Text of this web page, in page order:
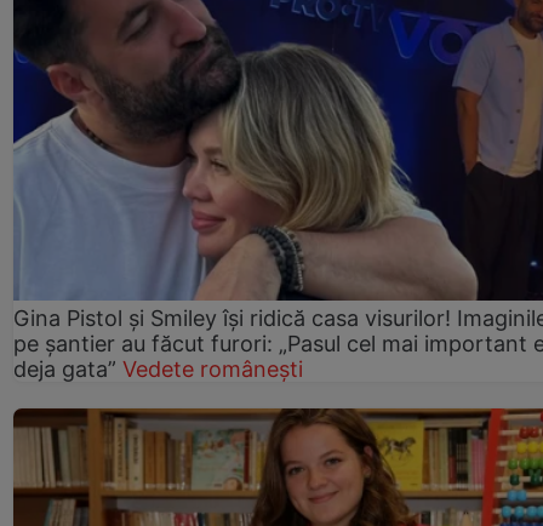
Gina Pistol și Smiley își ridică casa visurilor!
pe șantier au făcut furori: „Pasul cel mai important
deja gata” Vedete românești